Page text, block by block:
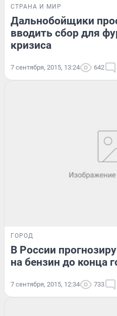
СТРАНА И МИР
Дальнобойщики
вводить сбор для
кризиса
7 сентября, 2015, 13:24 642
ГОРОД
В России
на бензин до конца
7 сентября, 2015, 12:34 733